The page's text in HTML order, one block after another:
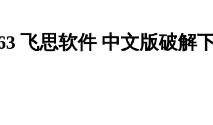
飞思软件 中文版破解